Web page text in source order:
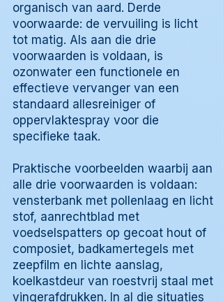
organisch van aard. Derde
voorwaarde: de vervuiling is licht
tot matig. Als aan die drie
voorwaarden is voldaan, is
ozonwater een functionele en
effectieve vervanger van een
standaard allesreiniger of
oppervlaktespray voor die
specifieke taak.
Praktische voorbeelden waarbij aan
alle drie voorwaarden is voldaan:
vensterbank met pollenlaag en licht
stof, aanrechtblad met
voedselspatters op gecoat hout of
composiet, badkamertegels met
zeepfilm en lichte aanslag,
koelkastdeur van roestvrij staal met
vingerafdrukken. In al die situaties